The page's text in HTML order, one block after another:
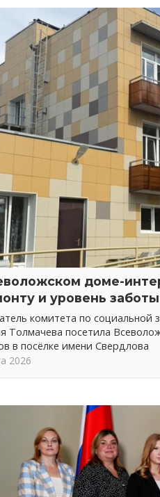
доме-
и уровень
комитета по социальной
Толмачева посетила
в посёлке имени Свердлова
2026